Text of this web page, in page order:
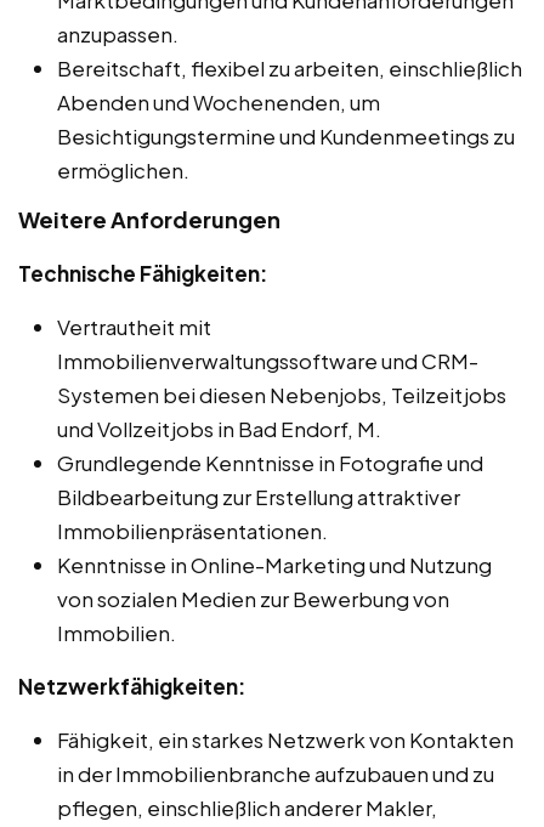
anzupassen.
Bereitschaft, flexibel zu arbeiten, einschließlich
Abenden und Wochenenden, um
Besichtigungstermine und Kundenmeetings zu
ermöglichen.
Weitere Anforderungen
Technische Fähigkeiten:
Vertrautheit mit
Immobilienverwaltungssoftware und CRM-
Systemen bei diesen Nebenjobs, Teilzeitjobs
und Vollzeitjobs in Bad Endorf, M.
Grundlegende Kenntnisse in Fotografie und
Bildbearbeitung zur Erstellung attraktiver
Immobilienpräsentationen.
Kenntnisse in Online-Marketing und Nutzung
von sozialen Medien zur Bewerbung von
Immobilien.
Netzwerkfähigkeiten:
Fähigkeit, ein starkes Netzwerk von Kontakten
in der Immobilienbranche aufzubauen und zu
pflegen, einschließlich anderer Makler,